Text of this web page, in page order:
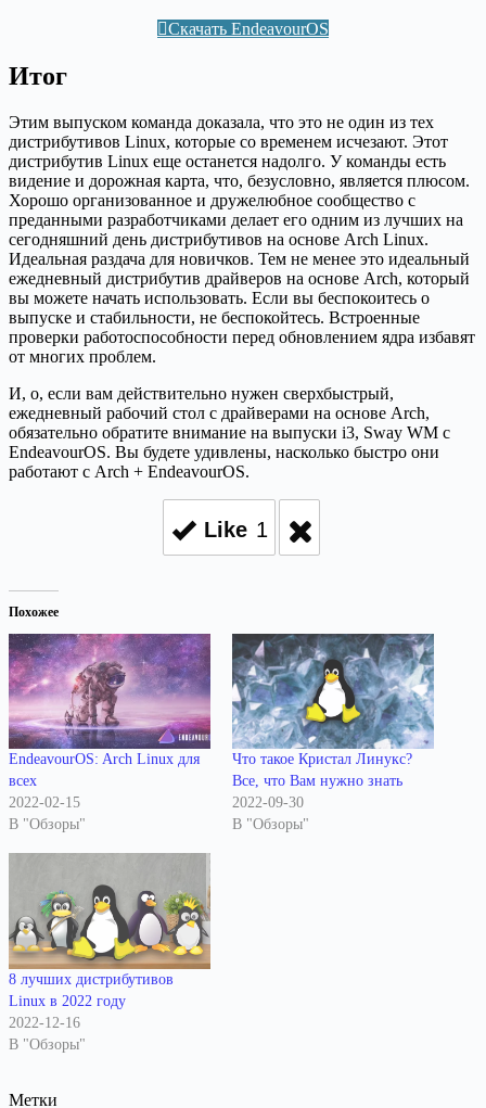
Скачать EndeavourOS
Итог
Этим выпуском команда доказала, что это не один из тех
дистрибутивов Linux, которые со временем исчезают. Этот
дистрибутив Linux еще останется надолго. У команды есть
видение и дорожная карта, что, безусловно, является плюсом.
Хорошо организованное и дружелюбное сообщество с
преданными разработчиками делает его одним из лучших на
сегодняшний день дистрибутивов на основе Arch Linux.
Идеальная раздача для новичков. Тем не менее это идеальный
ежедневный дистрибутив драйверов на основе Arch, который
вы можете начать использовать. Если вы беспокоитесь о
выпуске и стабильности, не беспокойтесь. Встроенные
проверки работоспособности перед обновлением ядра избавят
от многих проблем.
И, о, если вам действительно нужен сверхбыстрый,
ежедневный рабочий стол с драйверами на основе Arch,
обязательно обратите внимание на выпуски i3, Sway WM с
EndeavourOS. Вы будете удивлены, насколько быстро они
работают с Arch + EndeavourOS.
Like 1
Похожее
EndeavourOS: Arch Linux для
всех
2022-02-15
В "Обзоры"
Что такое Кристал Линукс?
Все, что Вам нужно знать
2022-09-30
В "Обзоры"
8 лучших дистрибутивов
Linux в 2022 году
2022-12-16
В "Обзоры"
Метки